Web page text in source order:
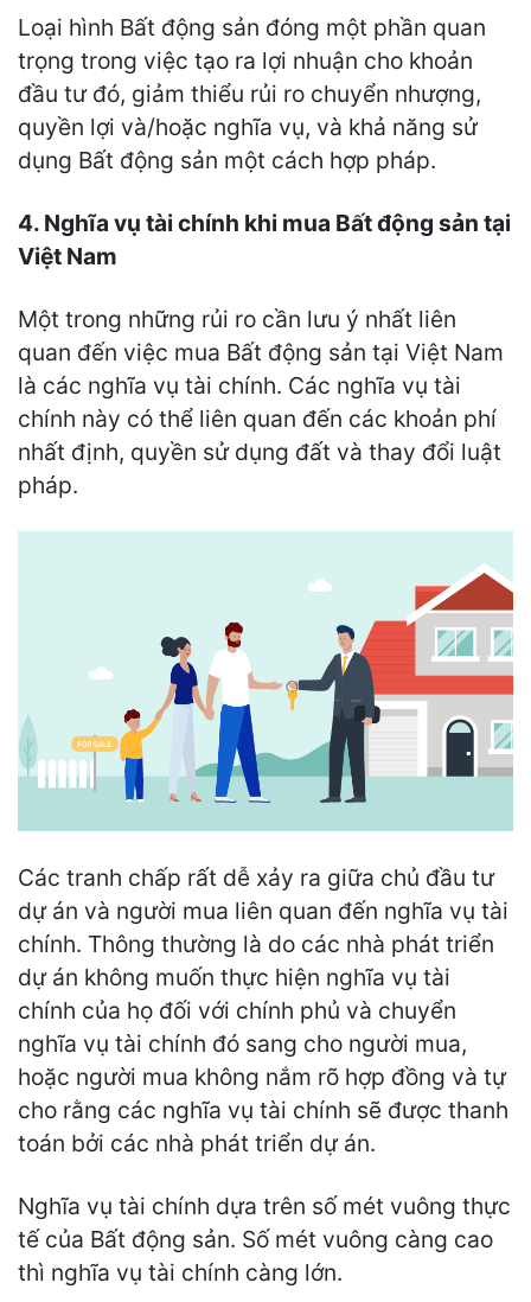
Loại hình Bất động sản đóng một phần quan
trọng trong việc tạo ra lợi nhuận cho khoản
đầu tư đó, giảm thiểu rủi ro chuyển nhượng,
quyền lợi và/hoặc nghĩa vụ, và khả năng sử
dụng Bất động sản một cách hợp pháp.
4. Nghĩa vụ tài chính khi mua Bất động sản tại
Việt Nam
Một trong những rủi ro cần lưu ý nhất liên
quan đến việc mua Bất động sản tại Việt Nam
là các nghĩa vụ tài chính. Các nghĩa vụ tài
chính này có thể liên quan đến các khoản phí
nhất định, quyền sử dụng đất và thay đổi luật
pháp.
Các tranh chấp rất dễ xảy ra giữa chủ đầu tư
dự án và người mua liên quan đến nghĩa vụ tài
chính. Thông thường là do các nhà phát triển
dự án không muốn thực hiện nghĩa vụ tài
chính của họ đối với chính phủ và chuyển
nghĩa vụ tài chính đó sang cho người mua,
hoặc người mua không nắm rõ hợp đồng và tự
cho rằng các nghĩa vụ tài chính sẽ được thanh
toán bởi các nhà phát triển dự án.
Nghĩa vụ tài chính dựa trên số mét vuông thực
tế của Bất động sản. Số mét vuông càng cao
thì nghĩa vụ tài chính càng lớn.